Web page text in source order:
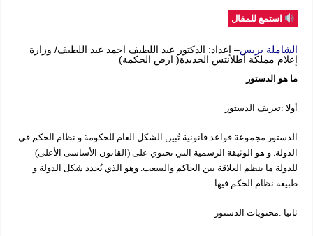
استمع للمقال
الشاملة بريس– إعداد: الدكتور عبد اللطيف احمد عبد اللطيف/ وزارة
إعلام مملكة أطلانتس الجديدة( ارض الحكمة)
ما هو الدستور
أولا :تعريف الدستور
الدستور مجموعة قواعد قانونية تُبين الشكل العام للحكومة و نظام الحكم فى
الدولة. و هو الوثيقة الرسمية التي تحتوي على (القانون الأساسى الأعلى)
للدولة ما ينظم العلاقة بين الحاكم والسعب. وهو الذي يُحدد شكل الدولة و
طبيعة نظام الحكم فيها.
ثانيا :محتويات الدستور